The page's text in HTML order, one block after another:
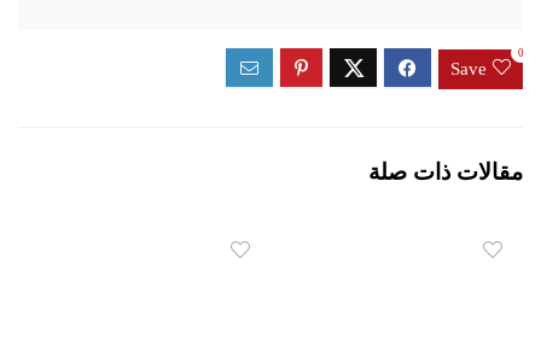
Save
0
مقالات ذات صلة